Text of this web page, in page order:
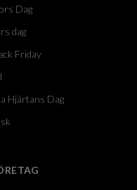
Dag
dag
Friday
Hjärtans Dag